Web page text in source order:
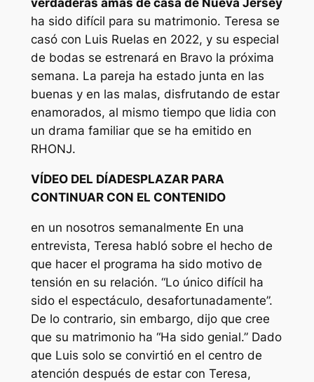
verdaderas amas de casa de Nueva Jersey
ha sido difícil para su matrimonio. Teresa se
casó con Luis Ruelas en 2022, y su especial
de bodas se estrenará en Bravo la próxima
semana. La pareja ha estado junta en las
buenas y en las malas, disfrutando de estar
enamorados, al mismo tiempo que lidia con
un drama familiar que se ha emitido en
RHONJ.
VÍDEO DEL DÍADESPLAZAR PARA
CONTINUAR CON EL CONTENIDO
en un nosotros semanalmente En una
entrevista, Teresa habló sobre el hecho de
que hacer el programa ha sido motivo de
tensión en su relación. “Lo único difícil ha
sido el espectáculo, desafortunadamente”.
De lo contrario, sin embargo, dijo que cree
que su matrimonio ha “Ha sido genial.”Dado
que Luis solo se convirtió en el centro de
atención después de estar con Teresa,